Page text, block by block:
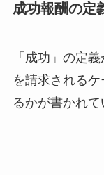
成功報酬の定
「成功」の定
を請求される
るかが書かれて